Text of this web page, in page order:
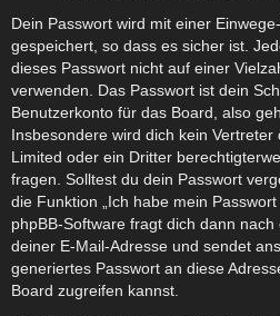
Dein Passwort wird mit einer
gespeichert, so dass es sicher ist.
dieses Passwort nicht auf einer
verwenden. Das Passwort ist dein
Benutzerkonto für das Board, also
Insbesondere wird dich kein
Limited oder ein Dritter
fragen. Solltest du dein Passwort
die Funktion „Ich habe mein
phpBB-Software fragt dich dann
deiner E-Mail-Adresse und sendet
generiertes Passwort an diese
Board zugreifen kannst.